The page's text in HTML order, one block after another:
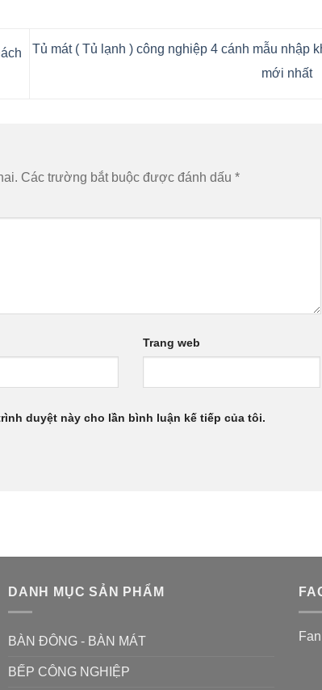
Tủ mát ( Tủ lạnh ) công nghiệp 4 cánh mẫu nhập
mới nhất
Các trường bắt buộc được đánh dấu *
Trang web
duyệt này cho lần bình luận kế tiếp của tôi.
DANH MỤC SẢN PHẨM
BÀN ĐÔNG - BÀN MÁT
BẾP CÔNG NGHIỆP